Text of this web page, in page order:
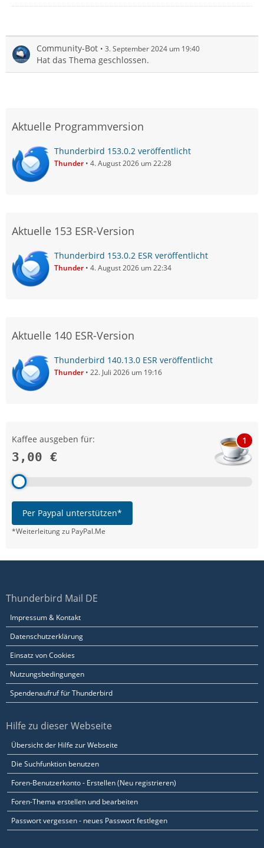
Community-Bot 3. September 2024 um 19:40
Hat das Thema geschlossen.
Aktuelle Programmversion
Thunderbird 153.0.2 veröffentlicht
Thunder 4. August 2026 um 22:28
Aktuelle 153 ESR-Version
Thunderbird 153.0.2 ESR veröffentlicht
Thunder 4. August 2026 um 22:34
Aktuelle 140 ESR-Version
Thunderbird 140.13.0 ESR veröffentlicht
Thunder 22. Juli 2026 um 19:16
Kaffee ausgeben für:
3,00 €
1
Per Paypal unterstützen*
*Weiterleitung zu PayPal.Me
Thunderbird Mail DE
Impressum & Kontakt
Datenschutzerklärung
Einsatz von Cookies
Nutzungsbedingungen
Spendenaufruf für Thunderbird
Hilfe zu dieser Webseite
Übersicht der Hilfe zur Webseite
Die Suchfunktion benutzen
Foren-Benutzerkonto - Erstellen (Neu registrieren)
Foren-Thema erstellen und bearbeiten
Passwort vergessen - neues Passwort festlegen